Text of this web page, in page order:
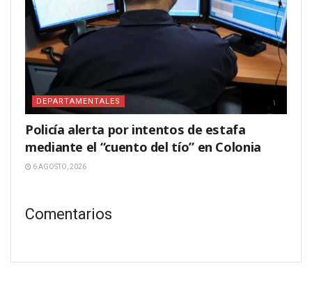
DEPARTAMENTALES
Policía alerta por intentos de estafa
mediante el “cuento del tío” en Colonia
6 AGOSTO, 2026
Comentarios